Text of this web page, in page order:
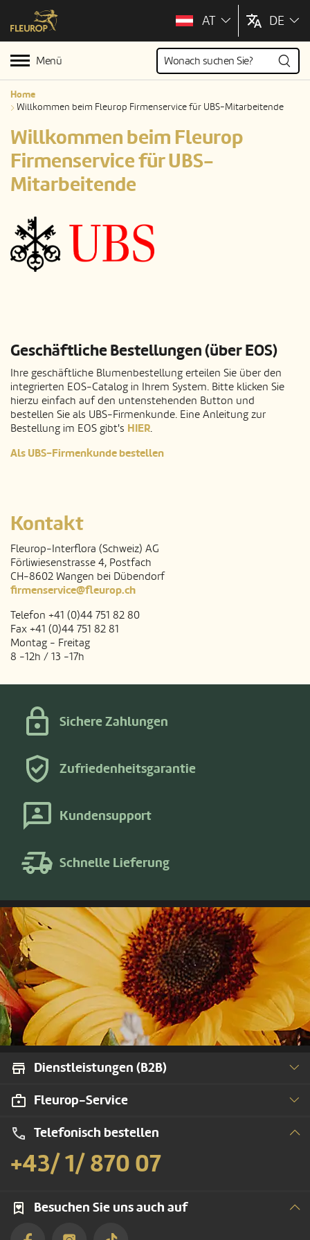
AT DE
Menü
Home
Willkommen beim Fleurop Firmenservice für UBS-Mitarbeitende
Willkommen beim Fleurop
Firmenservice für UBS-
Mitarbeitende
Geschäftliche Bestellungen (über EOS)
Ihre geschäftliche Blumenbestellung erteilen Sie über den
integrierten EOS-Catalog in Ihrem System. Bitte klicken Sie
hierzu einfach auf den untenstehenden Button und
bestellen Sie als UBS-Firmenkunde. Eine Anleitung zur
Bestellung im EOS gibt's HIER.
Als UBS-Firmenkunde bestellen
Kontakt
Fleurop-Interflora (Schweiz) AG
Förliwiesenstrasse 4, Postfach
CH-8602 Wangen bei Dübendorf
firmenservice@fleurop.ch
Telefon +41 (0)44 751 82 80
Fax +41 (0)44 751 82 81
Montag - Freitag
8 -12h / 13 -17h
Sichere Zahlungen
Zufriedenheitsgarantie
Kundensupport
Schnelle Lieferung
Dienstleistungen (B2B)
Telefonisch bestellen
+43/ 1/ 870 07
Fleurop-Service
Besuchen Sie uns auch auf